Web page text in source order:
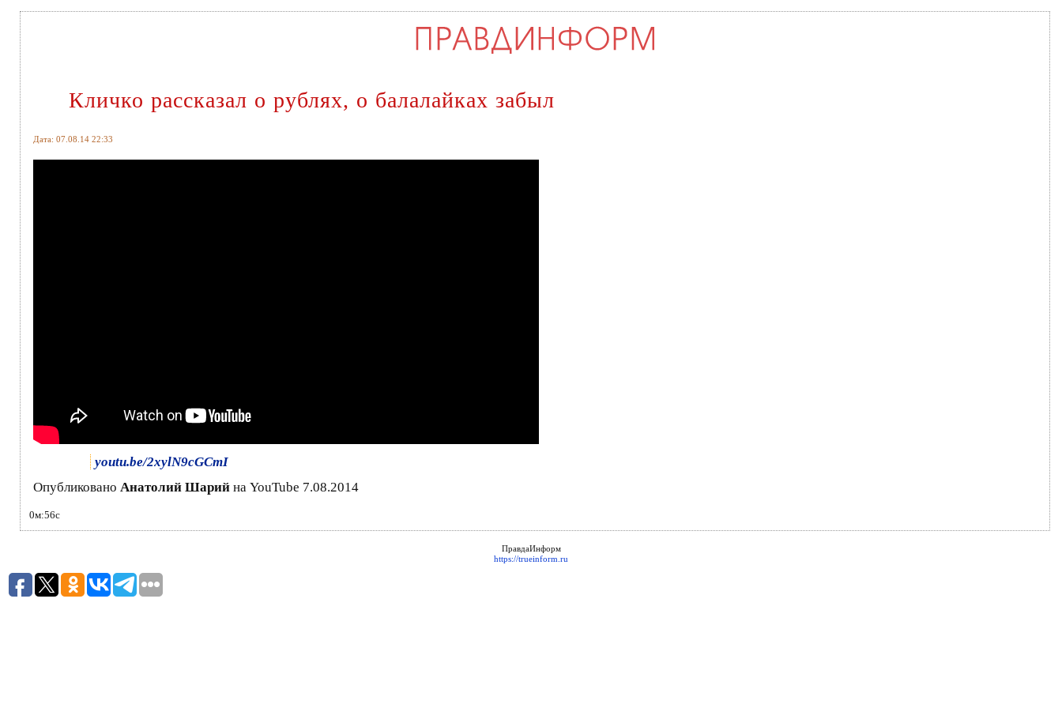
Кличко рассказал о рублях, о балалайках забыл
Дата: 07.08.14 22:33
youtu.be/2xylN9cGCmI
Опубликовано Анатолий Шарий на YouTube 7.08.2014
0м:56с
ПравдаИнформ
https://trueinform.ru